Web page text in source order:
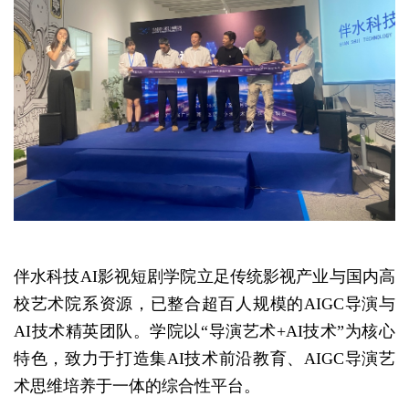
伴水科技AI影视短剧学院立足传统影视产业与国内高
校艺术院系资源，已整合超百人规模的AIGC导演与
AI技术精英团队。学院以“导演艺术+AI技术”为核心
特色，致力于打造集AI技术前沿教育、AIGC导演艺
术思维培养于一体的综合性平台。